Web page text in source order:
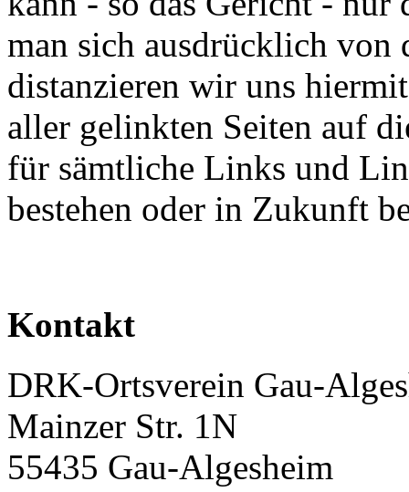
man sich ausdrücklich von
distanzieren wir uns
aller gelinkten Seiten auf
für sämtliche Links und
bestehen oder in Zukunft
Kontakt
DRK-Ortsverein Gau-
Mainzer Str. 1N
55435 Gau-Algesheim